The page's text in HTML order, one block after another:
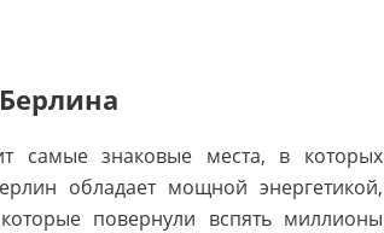
самые знаковые места, в которых
обладает мощной энергетикой,
повернули вспять миллионы